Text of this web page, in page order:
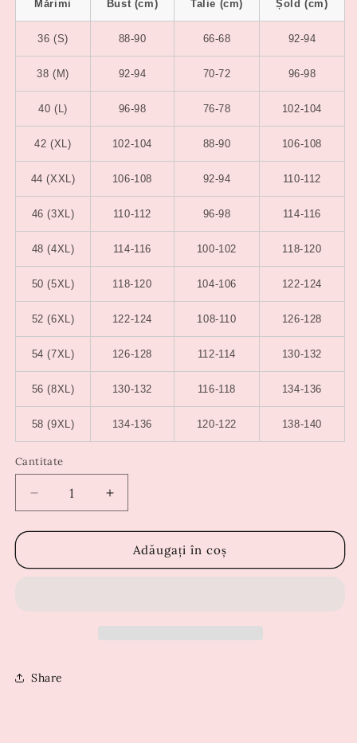
Mărimi Bust (cm) Talie (cm) Șold (cm)
36 (S) 88-90 66-68 92-94
38 (M) 92-94 70-72 96-98
40 (L) 96-98 76-78 102-104
42 (XL) 102-104 88-90 106-108
44 (XXL) 106-108 92-94 110-112
46 (3XL) 110-112 96-98 114-116
48 (4XL) 114-116 100-102 118-120
50 (5XL) 118-120 104-106 122-124
52 (6XL) 122-124 108-110 126-128
54 (7XL) 126-128 112-114 130-132
56 (8XL) 130-132 116-118 134-136
58 (9XL) 134-136 120-122 138-140
Cantitate
Reduceți
cantitatea
pentru
Raysa
Creșteți
cantitatea
pentru
Rochie
Raysa
Adăugați în coș
Share